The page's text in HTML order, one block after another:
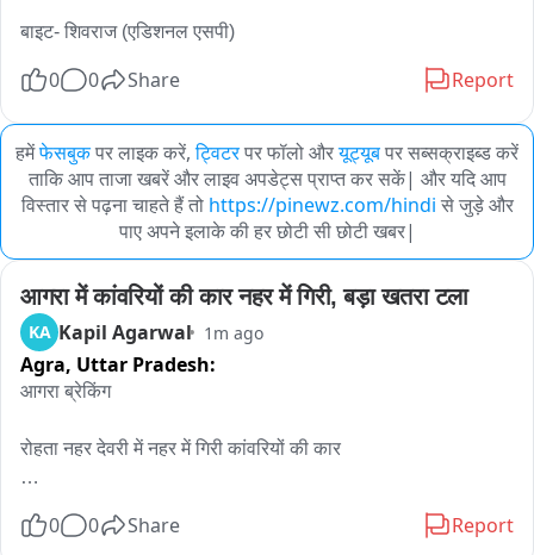
बाइट- शिवराज (एडिशनल एसपी)
0 0 Share Report
हमेंफेसबुकपर लाइक करें, ट्विटरपर फॉलो औरयूट्यूबपर सब्सक्राइब्ड करें
ताकि आप ताजा खबरें और लाइव अपडेट्स प्राप्त कर सकें| और यदि आप
विस्तार से पढ़ना चाहते हैं तो https://pinewz.com/hindi से जुड़े और
पाए अपने इलाके की हर छोटी सी छोटी खबर|
आगरा में कांवरियों की कार नहर में गिरी, बड़ा खतरा टला
KA Kapil Agarwal 1m ago
Agra, Uttar Pradesh:
आगरा ब्रेकिंग
रोहता नहर देवरी में नहर में गिरी कांवरियों की कार
0 0 Share Report